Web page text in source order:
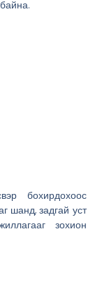
бохирдохоос
шанд, задгай уст
зохион